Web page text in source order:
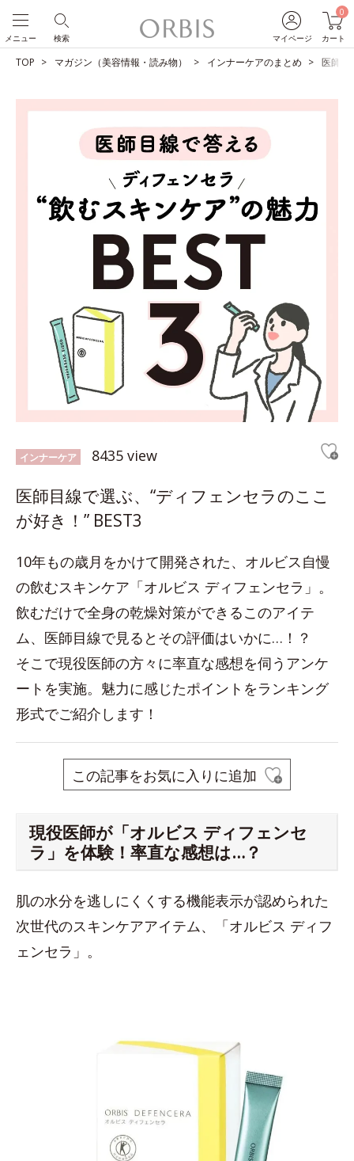
マイページ
0
カート
検索
メニュー
TOP マガジン（美容情報・読み物） インナーケアのまとめ 医師目
インナーケア 8435 view
医師目線で選ぶ、“ディフェンセラのここ
が好き！” BEST3
10年もの歳月をかけて開発された、オルビス自慢
の飲むスキンケア「オルビス ディフェンセラ」。
飲むだけで全身の乾燥対策ができるこのアイテ
ム、医師目線で見るとその評価はいかに…！？
そこで現役医師の方々に率直な感想を伺うアンケ
ートを実施。魅力に感じたポイントをランキング
形式でご紹介します！
この記事をお気に入りに追加
現役医師が「オルビス ディフェンセ
ラ」を体験！率直な感想は…？
肌の水分を逃しにくくする機能表示が認められた
次世代のスキンケアアイテム、「オルビス ディフ
ェンセラ」。